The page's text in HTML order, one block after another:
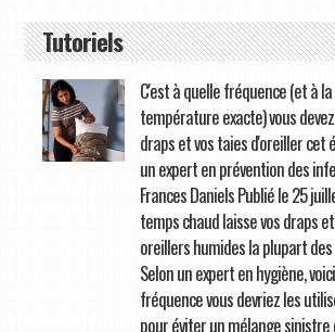
Tutoriels
C'est à quelle fréquence (et à la
température exacte) vous
draps et vos taies d'oreiller cet
un expert en prévention des
Frances Daniels Publié le 25
temps chaud laisse vos draps
oreillers humides la plupart
Selon un expert en hygiène,
fréquence vous devriez les
pour éviter un mélange sinistre